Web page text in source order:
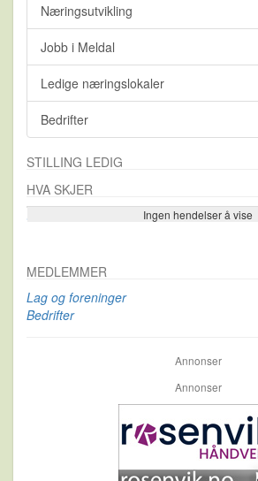
Næringsutvikling
Jobb i Meldal
Ledige næringslokaler
Bedrifter
STILLING LEDIG
HVA SKJER
Ingen hendelser å vise
Se flere…
MEDLEMMER
Lag og foreninger
Bedrifter
Annonser
Annonser